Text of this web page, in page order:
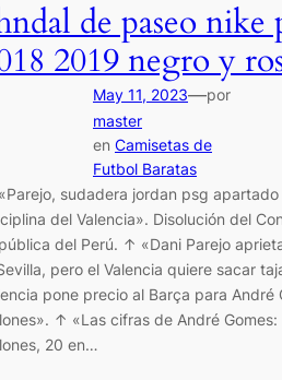
de paseo nike
2019 negro y
May 11, 2023—por
master
en Camisetas de
Futbol Baratas
sudadera jordan psg apartado
del Valencia». Disolución del
del Perú. ↑ «Dani Parejo
pero el Valencia quiere sacar
pone precio al Barça para André
↑ «Las cifras de André Gomes:
20 en…